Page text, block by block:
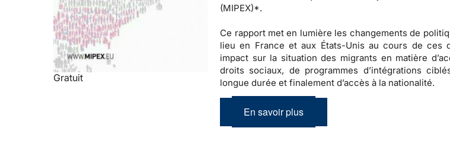
Gratuit
(MIPEX)*.
Ce rapport met en lumière les changements de
lieu en France et aux États-Unis au cours de ces
impact sur la situation des migrants en matière
droits sociaux, de programmes d’intégrations
longue durée et finalement d’accès à la nationalité.
En savoir plus